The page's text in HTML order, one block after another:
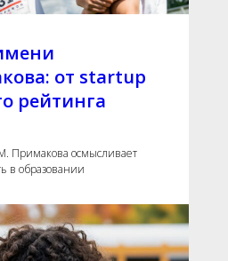
от startup
рейтинга
Примакова осмысливает
в образовании